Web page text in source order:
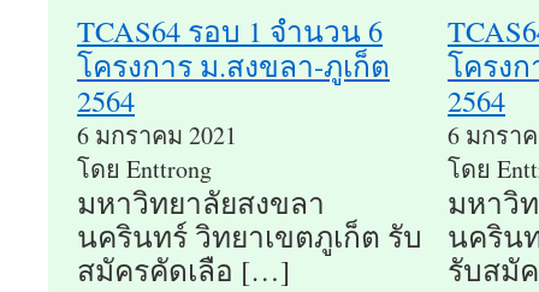
TCAS64 รอบ 1 จำนวน 6
โครงการ ม.สงขลา-ภูเก็ต
2564
6 มกราคม 2021
โดย Enttrong
มหาวิทยาลัยสงขลา
นครินทร์ วิทยาเขตภูเก็ต รับ
สมัครคัดเลือ […]
โครง
2564
6 มกรา
โดย
มหาวิ
นคริน
รับสมั